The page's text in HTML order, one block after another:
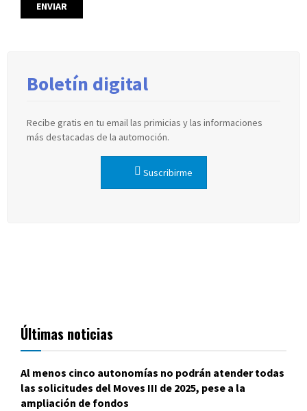
Boletín digital
Recibe gratis en tu email las primicias y las informaciones
más destacadas de la automoción.
Suscribirme
Últimas noticias
Al menos cinco autonomías no podrán atender todas
las solicitudes del Moves III de 2025, pese a la
ampliación de fondos